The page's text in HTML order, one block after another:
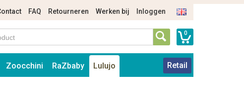
FAQ Retourneren Werken bij Inloggen
0
Zoocchini RaZbaby Lulujo Retail